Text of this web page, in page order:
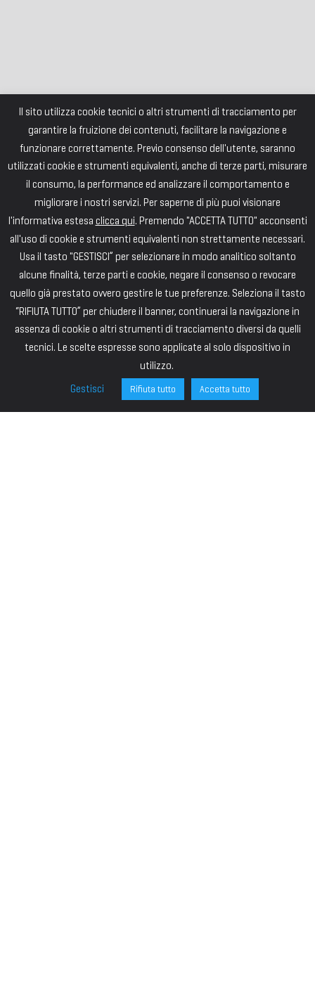
Il sito utilizza cookie tecnici o altri strumenti di tracciamento per
garantire la fruizione dei contenuti, facilitare la navigazione e
funzionare correttamente. Previo consenso dell'utente, saranno
utilizzati cookie e strumenti equivalenti, anche di terze parti, misurare
il consumo, la performance ed analizzare il comportamento e
migliorare i nostri servizi. Per saperne di più puoi visionare
l'informativa estesa clicca qui. Premendo "ACCETTA TUTTO" acconsenti
all'uso di cookie e strumenti equivalenti non strettamente necessari.
Usa il tasto "GESTISCI” per selezionare in modo analitico soltanto
alcune finalità, terze parti e cookie, negare il consenso o revocare
quello già prestato ovvero gestire le tue preferenze. Seleziona il tasto
“RIFIUTA TUTTO” per chiudere il banner, continuerai la navigazione in
assenza di cookie o altri strumenti di tracciamento diversi da quelli
tecnici. Le scelte espresse sono applicate al solo dispositivo in
utilizzo.
Gestisci
Rifiuta tutto Accetta tutto